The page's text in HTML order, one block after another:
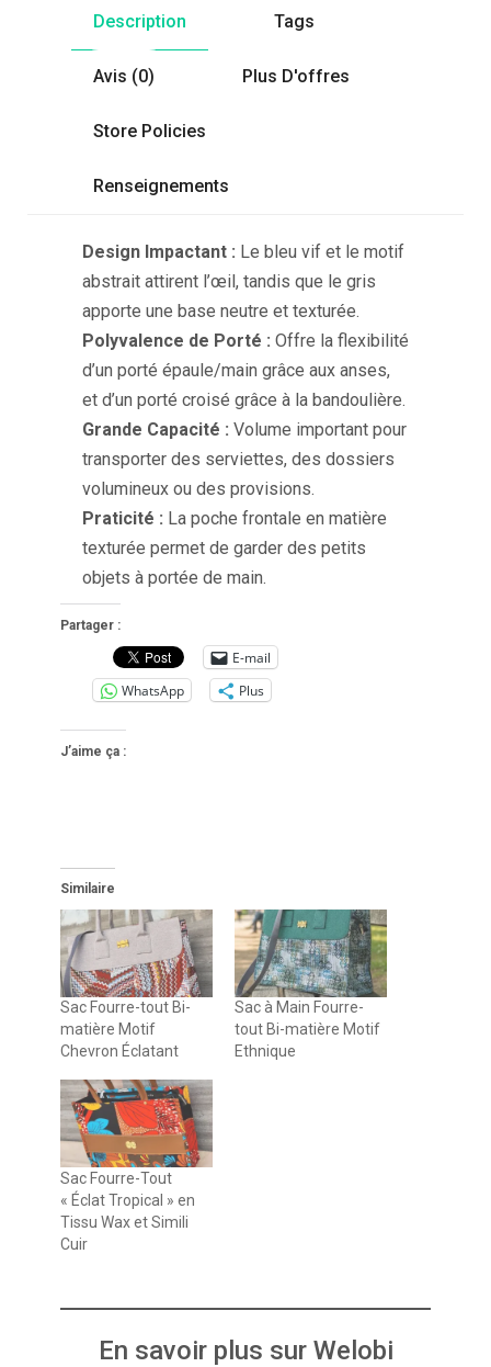
Description Tags
Avis (0) Plus D'offres
Store Policies
Renseignements
Design Impactant : Le bleu vif et le motif
abstrait attirent l’œil, tandis que le gris
apporte une base neutre et texturée.
Polyvalence de Porté : Offre la flexibilité
d’un porté épaule/main grâce aux anses,
et d’un porté croisé grâce à la bandoulière.
Grande Capacité : Volume important pour
transporter des serviettes, des dossiers
volumineux ou des provisions.
Praticité : La poche frontale en matière
texturée permet de garder des petits
objets à portée de main.
Partager :
E-mail
WhatsApp
Plus
J’aime ça :
Similaire
Sac Fourre-tout Bi-
matière Motif
Chevron Éclatant
Sac à Main Fourre-
tout Bi-matière Motif
Ethnique
Sac Fourre-Tout
« Éclat Tropical » en
Tissu Wax et Simili
Cuir
En savoir plus sur Welobi